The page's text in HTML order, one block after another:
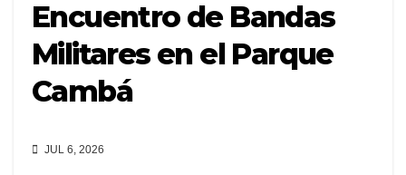
Encuentro de Bandas
Militares en el Parque
Cambá
JUL 6, 2026